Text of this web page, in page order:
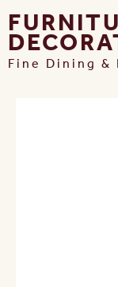
Fine Dining &